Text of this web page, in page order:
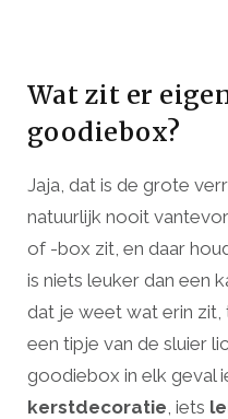
Wat zit er
goodiebox?
Jaja, dat is de grote
natuurlijk nooit
of -box zit, en daar
is niets leuker dan een
dat je weet wat erin zit,
een tipje van de sluier
goodiebox in elk geval
kerstdecoratie , iets